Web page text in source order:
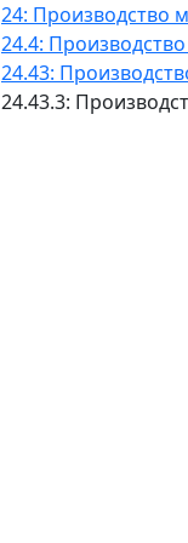
24: Производство
24.4:
24.43:
24.43.3: